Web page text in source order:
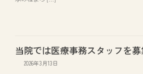
当院では医療事務スタッフを募
2026年3月13日